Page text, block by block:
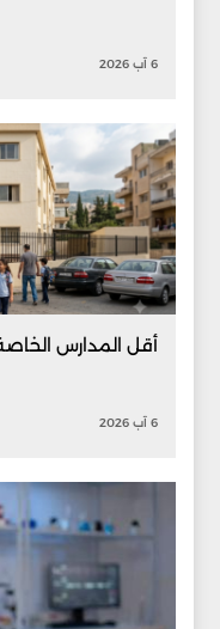
6 آب 2026
أقل المدارس
6 آب 2026